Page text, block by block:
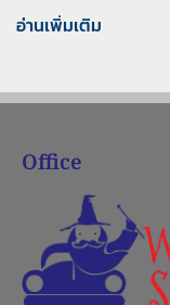
อ่านเพิ่มเติม
Office